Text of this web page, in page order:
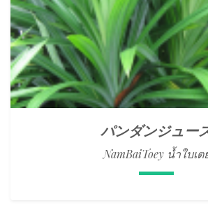
パンダンジュー
NamBaiToey น้ำใบเต